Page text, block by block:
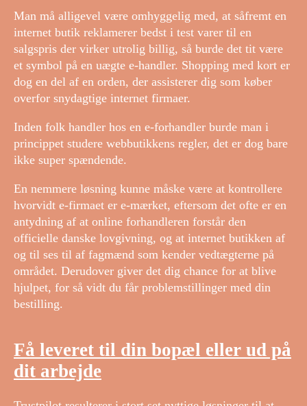
Man må alligevel være omhyggelig med, at såfremt en
internet butik reklamerer bedst i test varer til en
salgspris der virker utrolig billig, så burde det tit være
et symbol på en uægte e-handler. Shopping med kort er
dog en del af en orden, der assisterer dig som køber
overfor snydagtige internet firmaer.
Inden folk handler hos en e-forhandler burde man i
princippet studere webbutikkens regler, det er dog bare
ikke super spændende.
En nemmere løsning kunne måske være at kontrollere
hvorvidt e-firmaet er e-mærket, eftersom det ofte er en
antydning af at online forhandleren forstår den
officielle danske lovgivning, og at internet butikken af
og til ses til af fagmænd som kender vedtægterne på
området. Derudover giver det dig chance for at blive
hjulpet, for så vidt du får problemstillinger med din
bestilling.
Få leveret til din bopæl eller ud på
dit arbejde